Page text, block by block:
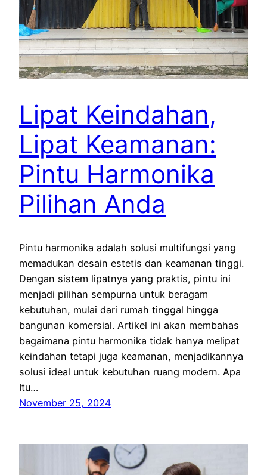
Lipat Keindahan,
Lipat Keamanan:
Pintu Harmonika
Pilihan Anda
Pintu harmonika adalah solusi multifungsi yang
memadukan desain estetis dan keamanan tinggi.
Dengan sistem lipatnya yang praktis, pintu ini
menjadi pilihan sempurna untuk beragam
kebutuhan, mulai dari rumah tinggal hingga
bangunan komersial. Artikel ini akan membahas
bagaimana pintu harmonika tidak hanya melipat
keindahan tetapi juga keamanan, menjadikannya
solusi ideal untuk kebutuhan ruang modern. Apa
Itu…
November 25, 2024